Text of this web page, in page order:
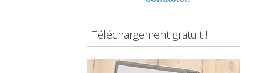
Téléchargement gratuit !